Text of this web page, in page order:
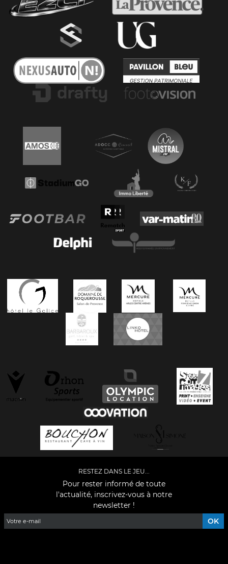
RESTEZ DANS LE JEU...
Pour rester informé de toute
l'actualité, inscrivez-vous à notre
newsletter !